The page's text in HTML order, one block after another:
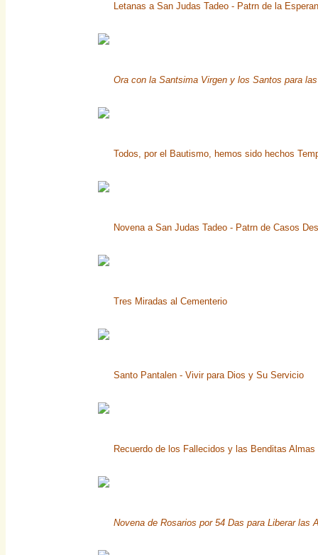
Letanas a San Judas Tadeo - Patrn de la
Ora con la Santsima Virgen y los Santos para
Todos, por el Bautismo, hemos sido hechos
Novena a San Judas Tadeo - Patrn de Casos
Tres Miradas al Cementerio
Santo Pantalen - Vivir para Dios y Su Servicio
Recuerdo de los Fallecidos y las Benditas
Novena de Rosarios por 54 Das para Liberar las